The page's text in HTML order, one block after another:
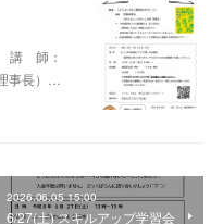
講 師：
事長）…
2026.06.05 15:00
6/27(土) スキルアップ学習会